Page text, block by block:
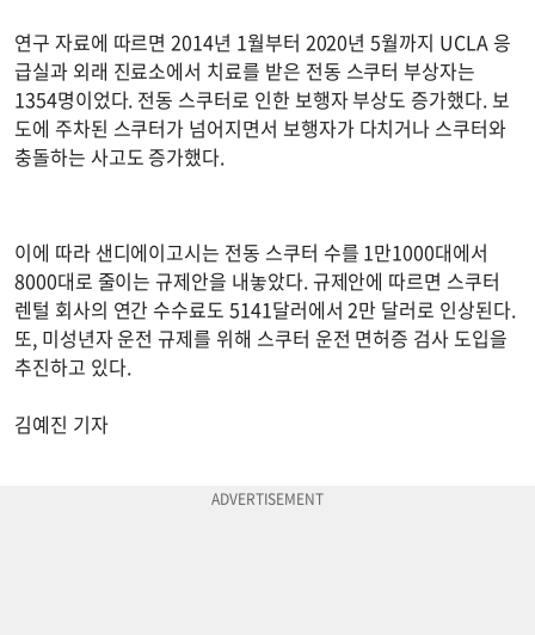
연구 자료에 따르면 2014년 1월부터 2020년 5월까지 UCLA 응
급실과 외래 진료소에서 치료를 받은 전동 스쿠터 부상자는
1354명이었다. 전동 스쿠터로 인한 보행자 부상도 증가했다. 보
도에 주차된 스쿠터가 넘어지면서 보행자가 다치거나 스쿠터와
충돌하는 사고도 증가했다.
이에 따라 샌디에이고시는 전동 스쿠터 수를 1만1000대에서
8000대로 줄이는 규제안을 내놓았다. 규제안에 따르면 스쿠터
렌털 회사의 연간 수수료도 5141달러에서 2만 달러로 인상된다.
또, 미성년자 운전 규제를 위해 스쿠터 운전 면허증 검사 도입을
추진하고 있다.
김예진 기자